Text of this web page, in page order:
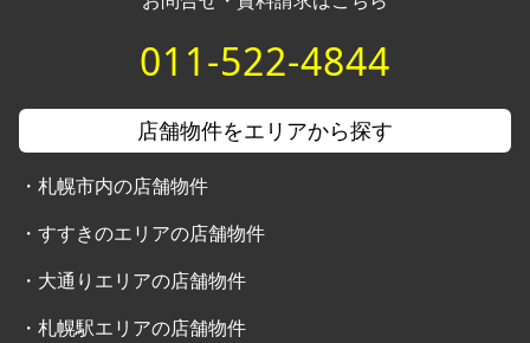
011-522-4844
店舗物件をエリアから探す
・ 札幌市内の店舗物件
・ すすきのエリアの店舗物件
・ 大通りエリアの店舗物件
・ 札幌駅エリアの店舗物件